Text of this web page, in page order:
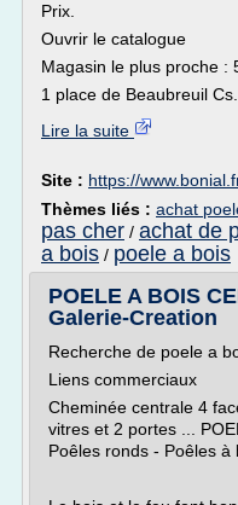
Prix.
Ouvrir le catalogue
Magasin le plus proche :
1 place de Beaubreuil Cs...
Lire la suite
Site : https://
Thèmes liés : achat
pas cher / achat de
a bois / poele a bois
POELE A BOIS
Galerie-Creation
Recherche de poele a
Liens commerciaux
Cheminée centrale 4
vitres et 2 portes ...
Poêles ronds - Poêles à